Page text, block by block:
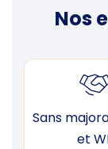
Nos
Sans
et